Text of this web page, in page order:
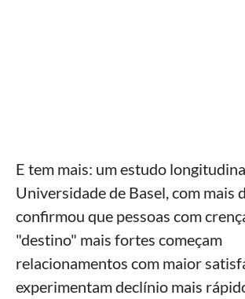
E tem mais: um estudo
Universidade de Basel, com mais
confirmou que pessoas com
"destino" mais fortes começam
relacionamentos com maior
experimentam declínio mais